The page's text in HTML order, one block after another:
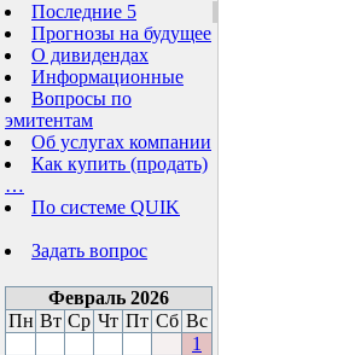
Последние 5
Прогнозы на будущее
О дивидендах
Информационные
Вопросы по
эмитентам
Об услугах компании
Как купить (продать)
…
По системе QUIK
Задать вопрос
Февраль 2026
Пн Вт Ср Чт Пт Сб Вс
1